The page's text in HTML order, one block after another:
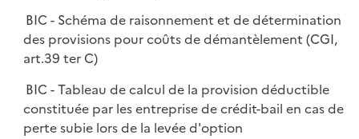
BIC - Schéma de raisonnement et de détermination
des provisions pour coûts de démantèlement (CGI,
art.39 ter C)
BIC - Tableau de calcul de la provision déductible
constituée par les entreprise de crédit-bail en cas de
perte subie lors de la levée d'option